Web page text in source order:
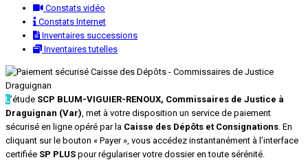
Constats vidéo
Constats Internet
Inventaires successions
Inventaires tutelles
L ’étude SCP BLUM-VIGUIER-RENOUX, Commissaires de Justice à
Draguignan (Var) , met à votre disposition un service de paiement
sécurisé en ligne opéré par la Caisse des Dépôts et Consignations . En
cliquant sur le bouton « Payer », vous accédez instantanément à l’interface
certifiée SP PLUS pour régulariser votre dossier en toute sérénité.